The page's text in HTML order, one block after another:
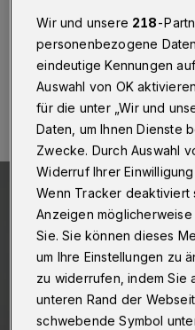
28.10.2020 , 18:43 Uhr
Wir und unsere 218-
personenbezogene
eindeutige Kennungen
Auswahl von OK
für die unter „Wir und
Daten, um Ihnen Dienste
Zwecke. Durch Auswahl
Widerruf Ihrer
Wenn Tracker deaktiviert
Anzeigen
Sie. Sie können dieses
um Ihre Einstellungen zu
zu widerrufen, indem Sie
unteren Rand der
schwebende Symbol